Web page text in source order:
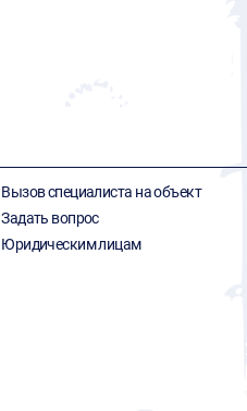
Вызов специалиста на объект
Задать вопрос
Юридическим лицам